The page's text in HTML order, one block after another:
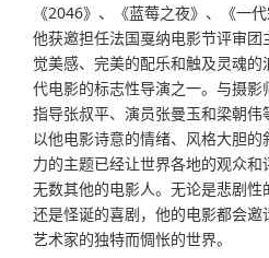
《2046》、《蓝莓之夜》、《一
他获邀担任法国戛纳电影节评审
觉美感、完美的配乐和触及灵魂
代电影的标志性导演之一。与摄
指导张叔平、演员张曼玉和梁朝
以他电影诗意的情绪、风格大胆
力的主题已经让世界各地的观众
无数其他的电影人。无论是悲剧性
还是怪诞的喜剧，他的电影都会
艺术家的独特而惆怅的世界。